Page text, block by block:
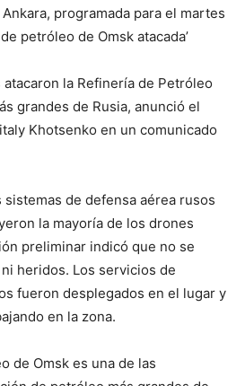
programada para el martes
petróleo de Omsk atacada’
la Refinería de Petróleo
grandes de Rusia, anunció el
Khotsenko en un comunicado
de defensa aérea rusos
la mayoría de los drones
preliminar indicó que no se
heridos. Los servicios de
fueron desplegados en el lugar y
en la zona.
de Omsk es una de las